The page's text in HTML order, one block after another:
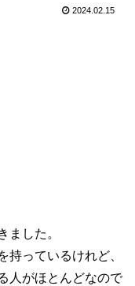
2024.02.15
ました。
持っているけれど、
人がほとんどなので